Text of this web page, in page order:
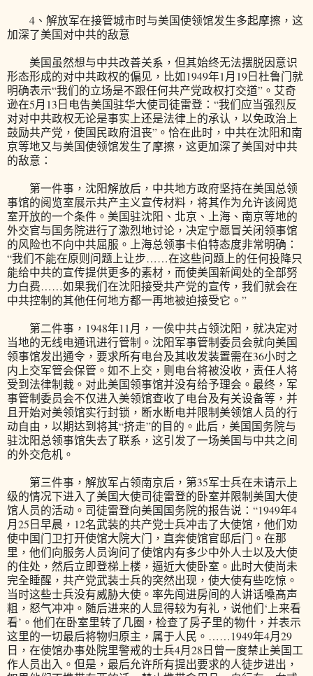
4、解放军在接管城市时与美国使领馆发生多起摩擦，这
加深了美国对中共的敌意
美国虽然想与中共改善关系，但其始终无法摆脱因意识
形态形成的对中共政权的偏见，比如1949年1月19日杜鲁门就
明确表示“我们的立场是不跟任何共产党政权打交道”。艾奇
逊在5月13日电告美国驻华大使司徒雷登：“我们应当强烈反
对对中共政权无论是事实上还是法律上的承认，以免政治上
鼓励共产党，使国民政府沮丧”。恰在此时，中共在沈阳和南
京等地又与美国使领馆发生了摩擦，这更加深了美国对中共
的敌意：
第一件事，沈阳解放后，中共地方政府坚持在美国总领
事馆的阅览室展示共产主义宣传材料，将其作为允许该阅览
室开放的一个条件。美国驻沈阳、北京、上海、南京等地的
外交官与国务院进行了激烈地讨论，决定宁愿冒关闭领事馆
的风险也不向中共屈服。上海总领事卡伯特态度非常明确：
“我们不能在原则问题上让步……在这些问题上的任何投降只
能给中共的宣传提供更多的素材，而使美国新闻处的全部努
力白费……如果我们在沈阳接受共产党的宣传，我们就会在
中共控制的其他任何地方都一再地被迫接受它。”
第二件事，1948年11月，一俟中共占领沈阳，就决定对
当地的无线电通讯进行管制。沈阳军事管制委员会就向美国
领事馆发出通令，要求所有电台及其收发装置需在36小时之
内上交军管会保管。如不上交，则电台将被没收，责任人将
受到法律制裁。对此美国领事馆并没有给予理会。最终，军
事管制委员会不仅进入美领馆查收了电台及有关设备等，并
且开始对美领馆实行封锁，断水断电并限制美领馆人员的行
动自由，以期达到将其“挤走”的目的。此后，美国国务院与
驻沈阳总领事馆失去了联系，这引发了一场美国与中共之间
的外交危机。
第三件事，解放军占领南京后，第35军士兵在未请示上
级的情况下进入了美国大使司徒雷登的卧室并限制美国大使
馆人员的活动。司徒雷登向美国国务院的报告说：“1949年4
月25日早晨，12名武装的共产党士兵冲击了大使馆，他们劝
使中国门卫打开使馆大院大门，直奔使馆官邸后门。在那
里，他们向服务人员询问了使馆内有多少中外人士以及大使
的住处，然后立即登梯上楼，逼近大使卧室。此时大使尚未
完全睡醒，共产党武装士兵的突然出现，使大使有些吃惊。
当时这些士兵没有威胁大使。率先闯进房间的人讲话嗓髙声
粗，怒气冲冲。随后进来的人显得较为有礼，说他们‘上来看
看’。他们在卧室里转了几圈，检查了房子里的物什，并表示
这里的一切最后将物归原主，属于人民。……1949年4月29
日，在使馆办事处院里警戒的士兵4月28日曾一度禁止美国工
作人员出入。但是，最后允许所有提出要求的人徒步进出，